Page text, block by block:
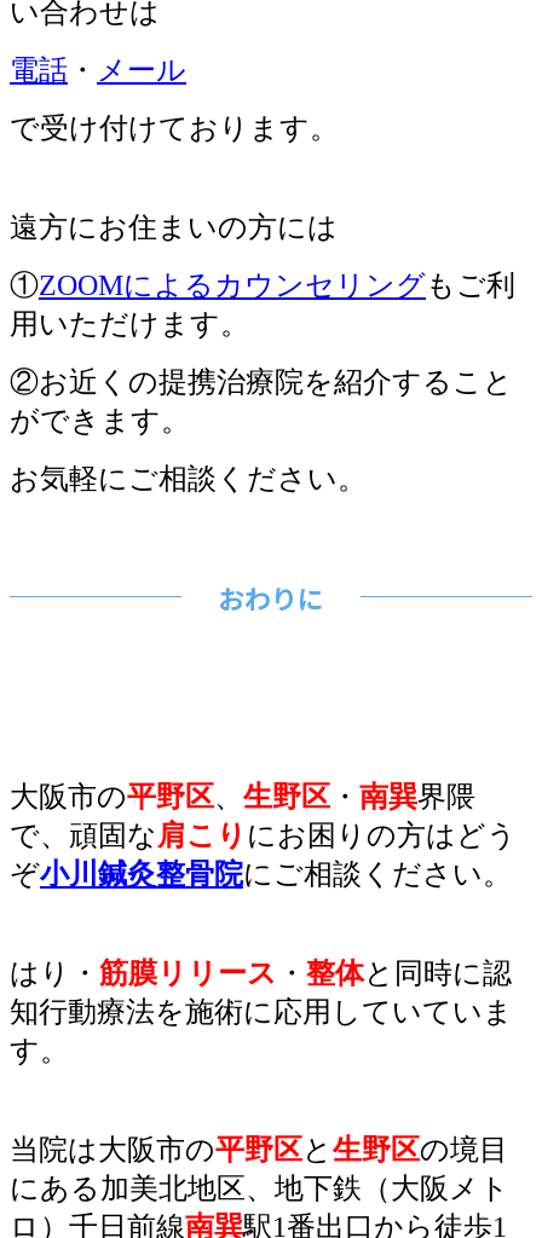
い合わせは
電話 ・ メール
で受け付けております。
遠方にお住まいの方には
①ZOOMによるカウンセリングもご利
用いただけます。
②お近くの提携治療院を紹介すること
ができます。
お気軽にご相談ください。
おわりに
大阪市の平野区、 生野区 ・ 南巽界隈
で、頑固な肩こり にお困りの方はどう
ぞ小川鍼灸整骨院にご相談ください。
はり ・ 筋膜リリース ・ 整体と同時に認
知行動療法を施術に応用していていま
す。
当院は大阪市の平野区と 生野区の境目
にある加美北地区、地下鉄（大阪メト
ロ）千日前線南巽駅1番出口から徒歩1